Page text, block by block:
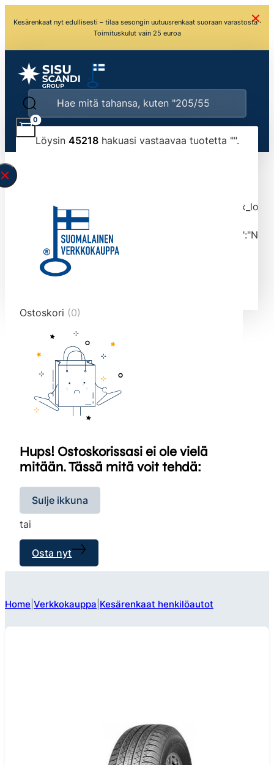
Kesärenkaat nyt edullisesti – tilaa sesongin uutuusrenkaat suoraan varastosta ·
Toimituskulut vain 25 euroa
Löysin 45218hakuasi vastaavaa tuotetta "".
typed the search query correctly.<br>Currently
tmlmvi","meta_query":
data-original-query-vars="[]" data-page="1"
data-max-pages="4522" data-start="1" data-
end="10">
0
Ostoskori (0)
Hups! Ostoskorissasi ei ole vielä
mitään. Tässä mitä voit tehdä:
Sulje ikkuna
tai
Osta nyt
Home Verkkokauppa Kesärenkaat henkilöautot